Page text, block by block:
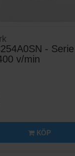
-
v/min
KÖP